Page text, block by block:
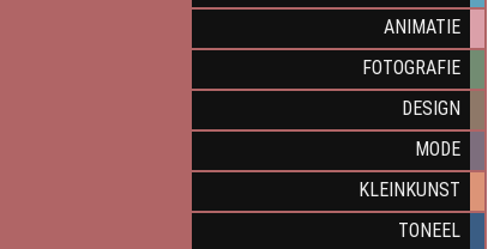
ANIMATIE
FOTOGRAFIE
DESIGN
MODE
KLEINKUNST
TONEEL